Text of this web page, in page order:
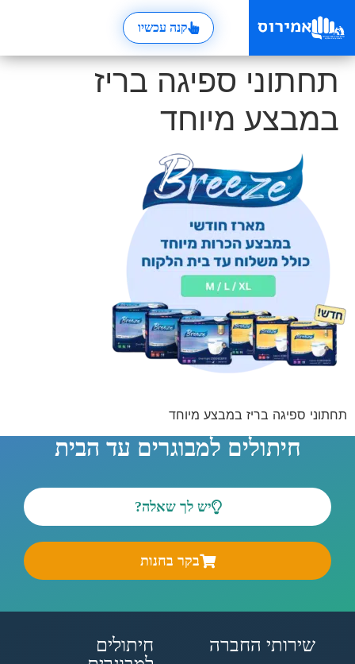
קנה עכשיו
תחתוני ספיגה בריז
במבצע מיוחד
תחתוני ספיגה בריז במבצע מיוחד
חיתולים למבוגרים עד הבית
יש לך שאלה?
בקר בחנות
שירותי החברה
חיתולים